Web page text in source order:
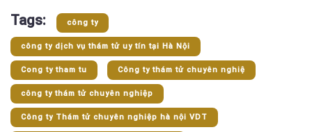
Tags: công ty
công ty dịch vụ thám tử uy tín tại Hà Nội
Cong ty tham tu Công ty thám tử chuyên nghiệ
công ty thám tử chuyên nghiệp
Công ty Thám tử chuyên nghiệp hà nội VDT